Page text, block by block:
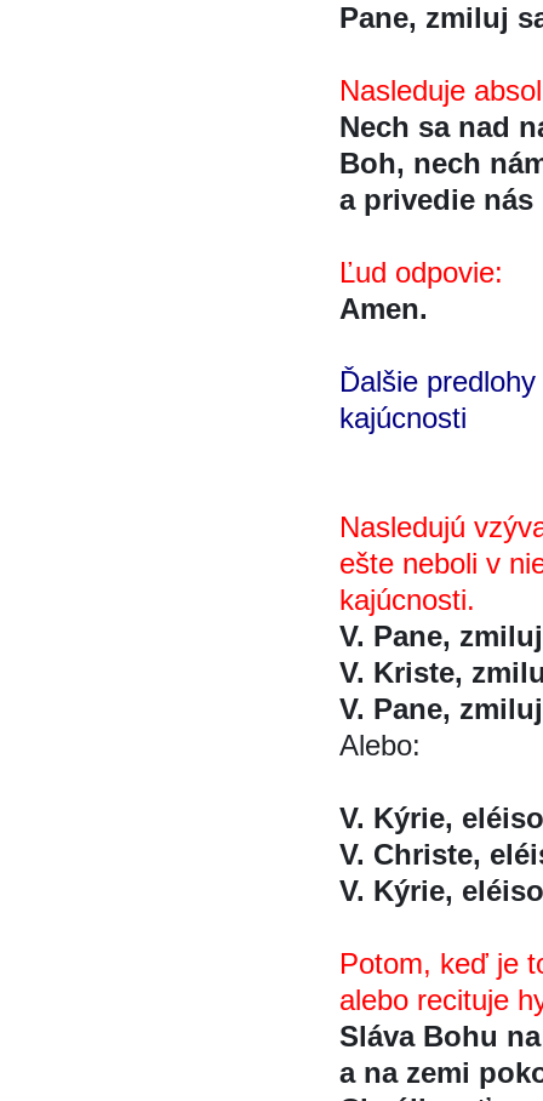
Pane, zmiluj
Nasleduje
Nech sa nad
Boh, nech
a privedie
Ľud odpovie:
Amen.
Ďalšie
kajúcnosti
Nasledujú
ešte neboli v
kajúcnosti.
V. Pane,
V. Kriste,
V. Pane,
Alebo:
V. Kýrie,
V. Christe,
V. Kýrie,
Potom, keď je
alebo recituje
Sláva Bohu
a na zemi